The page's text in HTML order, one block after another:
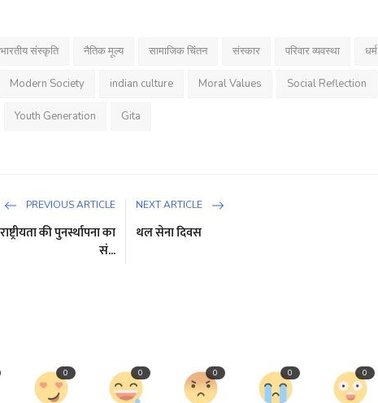
भारतीय संस्कृति नैतिक मूल्य सामाजिक चिंतन संस्कार परिवार व्यवस्था धर्म
Modern Society indian culture Moral Values Social Reflection
Youth Generation Gita
PREVIOUS ARTICLE
की पुनर्स्थापना का
सं...
NEXT ARTICLE
थल सेना दिवस
0 0 0 0 0